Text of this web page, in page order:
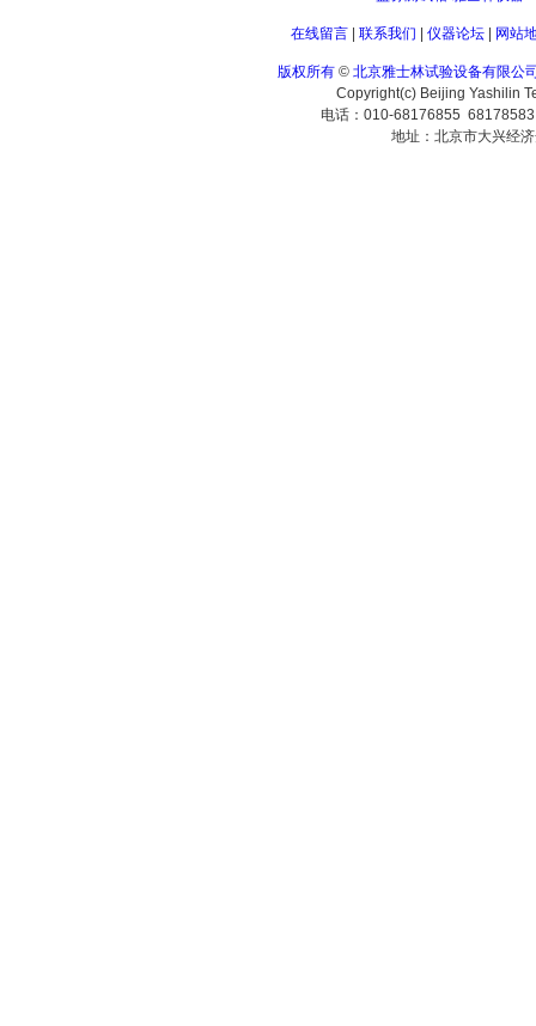
在线留言| 联系我们 仪器论坛| 网站
版权所有 © 北京雅士林试验设备有限公
Copyright(c) Beijing Yashilin
电话：010-68176855
地址：北京市大兴经